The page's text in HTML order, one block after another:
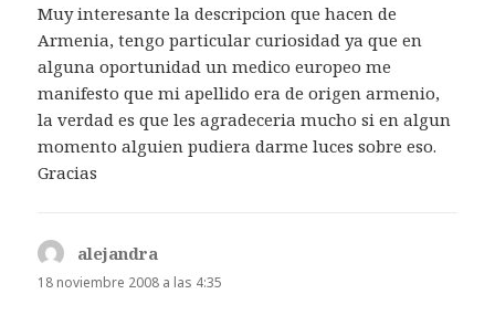
Muy interesante la descripcion que hacen de
Armenia, tengo particular curiosidad ya que en
alguna oportunidad un medico europeo me
manifesto que mi apellido era de origen armenio,
la verdad es que les agradeceria mucho si en algun
momento alguien pudiera darme luces sobre eso.
Gracias
alejandra
18 noviembre 2008 a las 4:35